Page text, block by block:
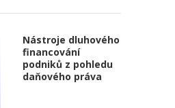
Nástroje dluhového
financování
podniků z pohledu
daňového práva